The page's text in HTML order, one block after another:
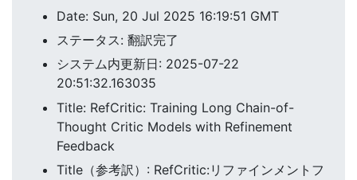
Date: Sun, 20 Jul 2025 16:19:51 GMT
ステータス: 翻訳完了
システム内更新日: 2025-07-22
20:51:32.163035
Title: RefCritic: Training Long Chain-of-
Thought Critic Models with Refinement
Feedback
Title（参考訳）: RefCritic:リファインメントフ